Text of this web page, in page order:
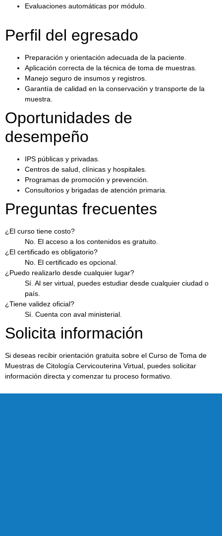
Evaluaciones automáticas por módulo.
Perfil del egresado
Preparación y orientación adecuada de la paciente.
Aplicación correcta de la técnica de toma de muestras.
Manejo seguro de insumos y registros.
Garantía de calidad en la conservación y transporte de la
muestra.
Oportunidades de
desempeño
IPS públicas y privadas.
Centros de salud, clínicas y hospitales.
Programas de promoción y prevención.
Consultorios y brigadas de atención primaria.
Preguntas frecuentes
¿El curso tiene costo?
No. El acceso a los contenidos es gratuito.
¿El certificado es obligatorio?
No. El certificado es opcional.
¿Puedo realizarlo desde cualquier lugar?
Sí. Al ser virtual, puedes estudiar desde cualquier ciudad o
país.
¿Tiene validez oficial?
Sí. Cuenta con aval ministerial.
Solicita información
Si deseas recibir orientación gratuita sobre el Curso de Toma de
Muestras de Citología Cervicouterina Virtual, puedes solicitar
información directa y comenzar tu proceso formativo.